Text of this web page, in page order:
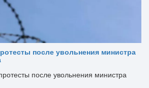
после увольнения министра